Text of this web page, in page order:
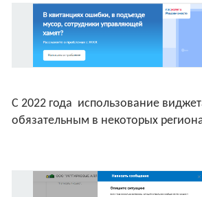
С 2022 года использование
обязательным в некоторых